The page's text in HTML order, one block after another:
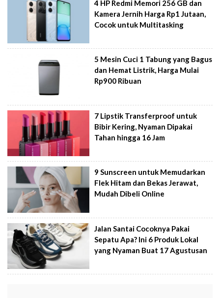
4 HP Redmi Memori 256 GB dan
Kamera Jernih Harga Rp1 Jutaan,
Cocok untuk Multitasking
5 Mesin Cuci 1 Tabung yang Bagus
dan Hemat Listrik, Harga Mulai
Rp900 Ribuan
7 Lipstik Transferproof untuk
Bibir Kering, Nyaman Dipakai
Tahan hingga 16 Jam
9 Sunscreen untuk Memudarkan
Flek Hitam dan Bekas Jerawat,
Mudah Dibeli Online
Jalan Santai Cocoknya Pakai
Sepatu Apa? Ini 6 Produk Lokal
yang Nyaman Buat 17 Agustusan